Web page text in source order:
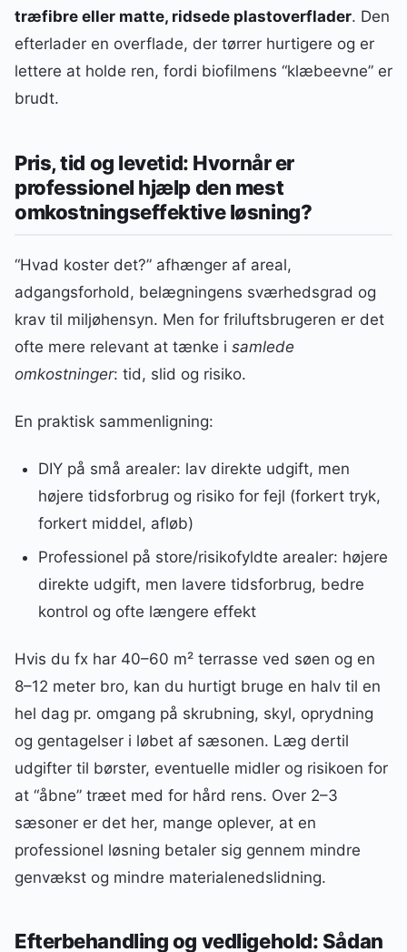
træfibre eller matte, ridsede plastoverflader. Den
efterlader en overflade, der tørrer hurtigere og er
lettere at holde ren, fordi biofilmens “klæbeevne” er
brudt.
Pris, tid og levetid: Hvornår er
professionel hjælp den mest
omkostningseffektive løsning?
“Hvad koster det?” afhænger af areal,
adgangsforhold, belægningens sværhedsgrad og
krav til miljøhensyn. Men for friluftsbrugeren er det
ofte mere relevant at tænke i samlede
omkostninger: tid, slid og risiko.
En praktisk sammenligning:
DIY på små arealer: lav direkte udgift, men
højere tidsforbrug og risiko for fejl (forkert tryk,
forkert middel, afløb)
Professionel på store/risikofyldte arealer: højere
direkte udgift, men lavere tidsforbrug, bedre
kontrol og ofte længere effekt
Hvis du fx har 40–60 m² terrasse ved søen og en
8–12 meter bro, kan du hurtigt bruge en halv til en
hel dag pr. omgang på skrubning, skyl, oprydning
og gentagelser i løbet af sæsonen. Læg dertil
udgifter til børster, eventuelle midler og risikoen for
at “åbne” træet med for hård rens. Over 2–3
sæsoner er det her, mange oplever, at en
professionel løsning betaler sig gennem mindre
genvækst og mindre materialenedslidning.
Efterbehandling og vedligehold: Sådan